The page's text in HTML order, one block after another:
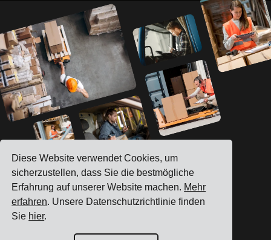
Diese Website verwendet Cookies, um
sicherzustellen, dass Sie die bestmögliche
Erfahrung auf unserer Website machen. Mehr
erfahren. Unsere Datenschutzrichtlinie finden
Sie hier.
Sehen Sie, wie wir Ihre
tägliche Logistik